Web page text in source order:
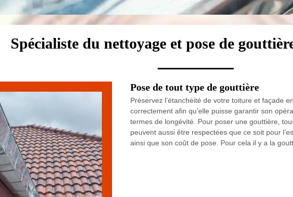
Spécialiste du nettoyage et pose de
Pose de tout type de gouttière
Préservez l’étanchéité de votre toiture et façade
correctement afin qu’elle puisse garantir son
termes de longévité. Pour poser une gouttière,
peuvent aussi être respectées que ce soit pour
ainsi que son coût de pose. Pour cela il y a la